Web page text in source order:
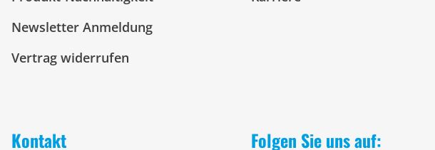
Newsletter Anmeldung
Vertrag widerrufen
Kontakt Folgen Sie uns auf: